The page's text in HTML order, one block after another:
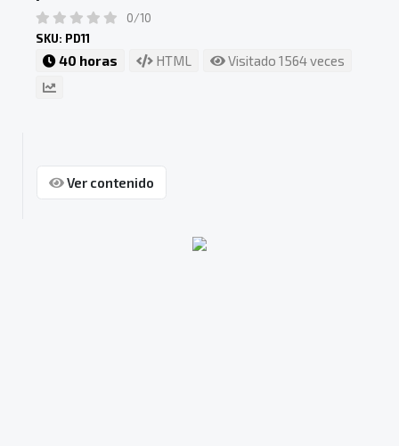
0/10
SKU: PD11
40 horas HTML Visitado 1564 veces
Ver contenido